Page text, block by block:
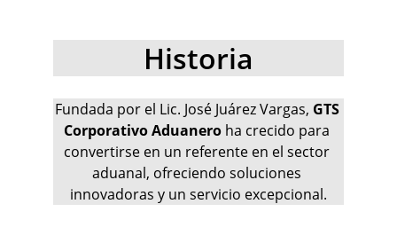
Historia
Fundada por el Lic. José Juárez Vargas, GTS
Corporativo Aduanero ha crecido para
convertirse en un referente en el sector
aduanal, ofreciendo soluciones
innovadoras y un servicio excepcional.